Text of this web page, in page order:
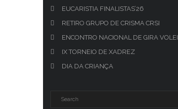
EUCARISTIA FINALISTAS’26
RETIRO GRUPO DE CRISMA CRSI
ENCONTRO NACIONAL DE GIRA VOLEI
IX TORNEIO DE XADREZ
DIA DA CRIANÇA